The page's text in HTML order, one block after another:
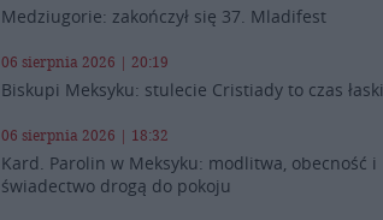
Medziugorie: zakończył się 37. Mladifest
06 sierpnia 2026 | 20:19
Biskupi Meksyku: stulecie Cristiady to czas łaski
06 sierpnia 2026 | 18:32
Kard. Parolin w Meksyku: modlitwa, obecność i
świadectwo drogą do pokoju